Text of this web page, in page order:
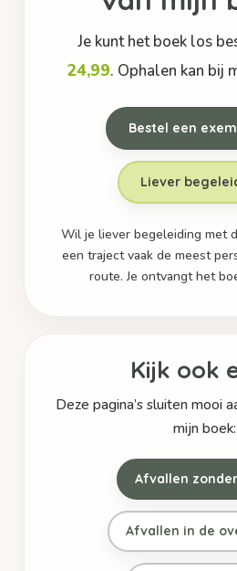
Je kunt het boek los
24,99. Ophalen kan bij
Bestel een
Liever
Wil je liever begeleiding met
een traject vaak de meest
route. Je ontvangt het
Kijk ook
Deze pagina’s sluiten mooi
mijn boek:
Afvallen
Afvallen in de